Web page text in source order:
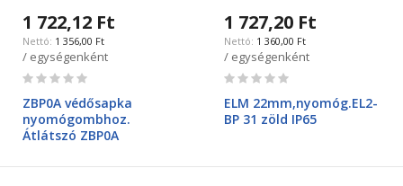
1 722,12 Ft
1 356,00 Ft
/ egységenként
Rating:
ZBP0A védősapka
nyomógombhoz.
Átlátszó ZBP0A
1 727,20 Ft
1 360,00 Ft
/ egységenként
Rating:
ELM 22mm,nyomóg.EL2-
BP 31 zöld IP65